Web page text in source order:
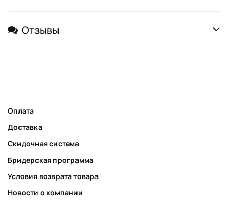
Отзывы
Оплата
Доставка
Скидочная система
Бридерская программа
Условия возврата товара
Новости о компании